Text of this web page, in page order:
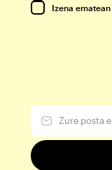
Izena ematean